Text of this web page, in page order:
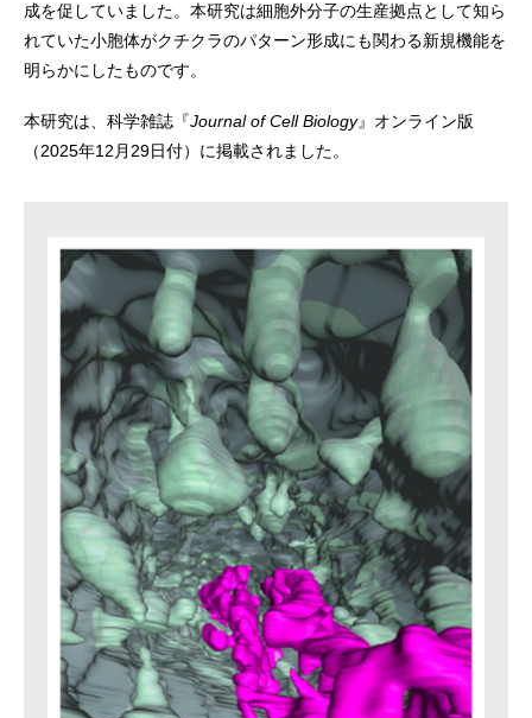
成を促していました。本研究は細胞外分子の生産拠点として知ら
れていた小胞体がクチクラのパターン形成にも関わる新規機能を
明らかにしたものです。
本研究は、科学雑誌『Journal of Cell Biology』オンライン版
（2025年12月29日付）に掲載されました。